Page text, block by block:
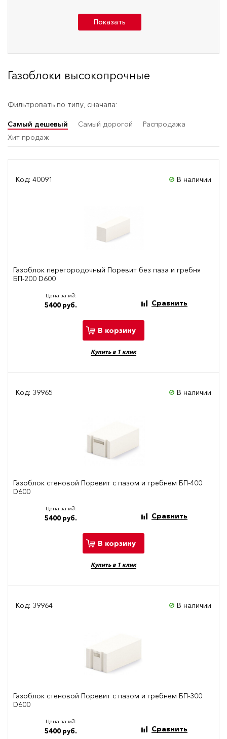
Показать
Газоблоки высокопрочные
Фильтровать по типу, сначала:
Самый дешевый Самый дорогой
Распродажа
Хит продаж
Код: 40091 В наличии
Газоблок перегородочный Поревит без паза и гребня
БП-200 D600
Цена за м3:
5400 руб. Сравнить
В корзину
Купить в 1 клик
Код: 39965 В наличии
Газоблок стеновой Поревит с пазом и гребнем БП-400
D600
Цена за м3:
5400 руб. Сравнить
В корзину
Купить в 1 клик
Код: 39964 В наличии
Газоблок стеновой Поревит с пазом и гребнем БП-300
D600
Цена за м3:
5400 руб. Сравнить